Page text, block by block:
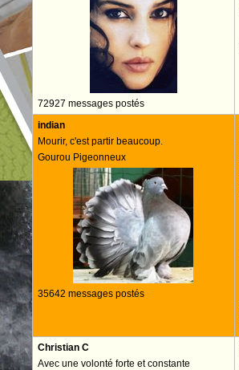
72927 messages postés
indian
Mourir, c'est partir beaucoup.
Gourou Pigeonneux
35642 messages postés
Christian C
Avec une volonté forte et constante